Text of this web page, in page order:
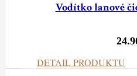
Vodítko lanové
DETAIL PRODUKTU